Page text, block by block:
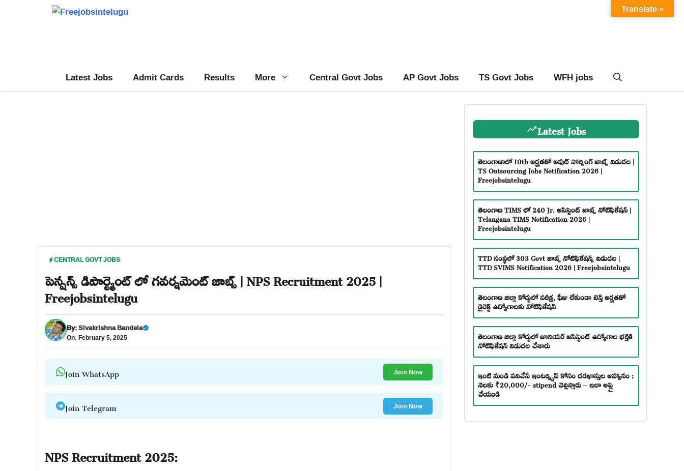
Latest Jobs Admit Cards Results More Central Govt Jobs AP Govt Jobs TS Govt Jobs WFH jobs
CENTRAL GOVT JOBS
పెన్షన్స్ డిపార్ట్మెంట్ లో గవర్నమెంట్ జాబ్స్ | NPS Recruitment 2025 |
Freejobsintelugu
By:Sivakrishna Bandela
On: February 5, 2025
Join WhatsApp Join Now
Join Telegram Join Now
NPS Recruitment 2025:
Latest Jobs
తెలంగాణాలో 10th అర్హతతో అవుట్ సోర్సింగ్ జాబ్స్ విడుదల |
TS Outsourcing Jobs Notification 2026 |
Freejobsintelugu
తెలంగాణ TIMS లో 240 Jr. అసిస్టెంట్ జాబ్స్ నోటిఫికేషన్ |
Telangana TIMS Notification 2026 |
Freejobsintelugu
TTD సంస్థలో 303 Govt జాబ్స్ నోటిఫికేషన్స్ విడుదల |
TTD SVIMS Notification 2026 | Freejobsintelugu
తెలంగాణ జిల్లా కోర్టులో పరీక్ష, ఫీజు లేకుండా టెన్త్ అర్హతతో
డైరెక్ట్ ఉద్యోగాలకు నోటిఫికేషన్
తెలంగాణ జిల్లా కోర్టులో జూనియర్ అసిస్టెంట్ ఉద్యోగాల భర్తీకి
నోటిఫికేషన్ విడుదల చేశారు
ఇంటి నుండి పనిచేసే ఇంటర్న్షిప్ కోసం దరఖాస్తుల ఆహ్వానం :
నెలకు ₹20,000/- stipend చెల్లిస్తారు – ఇలా అప్లై
చేయండి
Translate »